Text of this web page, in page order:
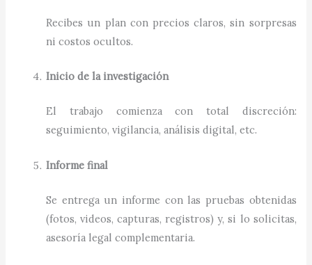
Recibes un plan con precios claros, sin sorpresas
ni costos ocultos.
Inicio de la investigación
El trabajo comienza con total discreción:
seguimiento, vigilancia, análisis digital, etc.
Informe final
Se entrega un informe con las pruebas obtenidas
(fotos, videos, capturas, registros) y, si lo solicitas,
asesoría legal complementaria.